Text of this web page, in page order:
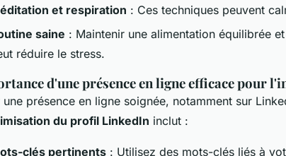
et respiration : Ces techniques peuvent
saine : Maintenir une alimentation équilibrée
réduire le stress.
d'une présence en ligne efficace pour
une présence en ligne soignée, notamment sur
du profil LinkedIn inclut :
clés pertinents : Utilisez des mots-clés liés à